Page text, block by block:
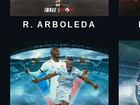
R. ARBOLEDA